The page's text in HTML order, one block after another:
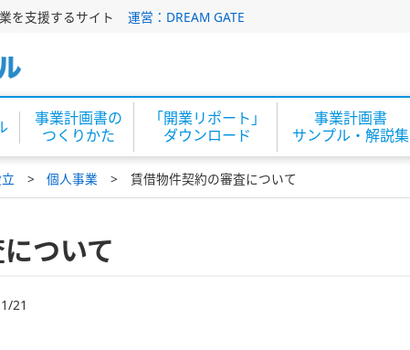
を支援するサイト 運営：DREAM GATE
事業計画書の
つくりかた
「開業リポート」
ダウンロード
事業計画書
サンプル・解説集
個人事業 賃借物件契約の審査について
ついて
21